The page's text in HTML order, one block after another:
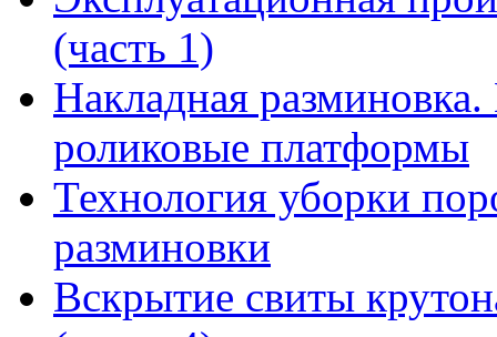
(часть 1)
Накладная
роликовые платформы
Технология уборки
разминовки
Вскрытие свиты